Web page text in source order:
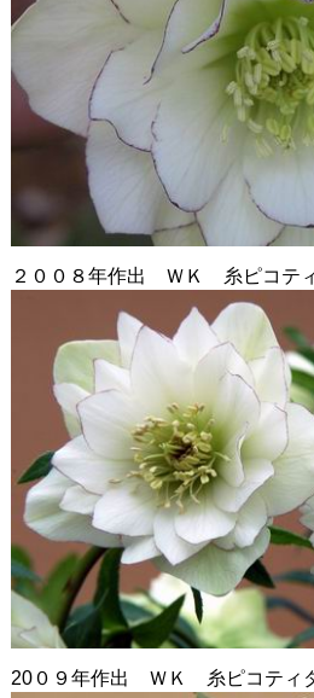
２００８年作出 ＷＫ 糸ピコテ
20０９年作出 ＷＫ 糸ピコティ